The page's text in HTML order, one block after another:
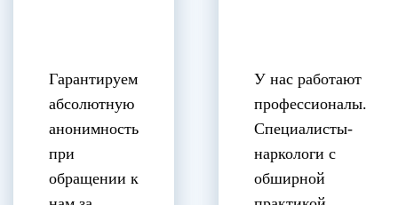
Гарантируем
абсолютную
анонимность
при
обращении к
У нас работают
профессионалы.
Специалисты-
наркологи с
обширной